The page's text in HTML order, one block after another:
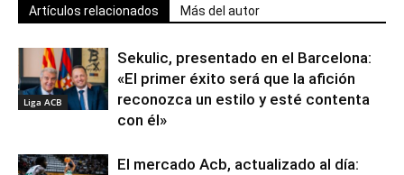
Artículos relacionados Más del autor
Liga ACB
Sekulic, presentado en el Barcelona:
«El primer éxito será que la afición
reconozca un estilo y esté contenta
con él»
El mercado Acb, actualizado al día: